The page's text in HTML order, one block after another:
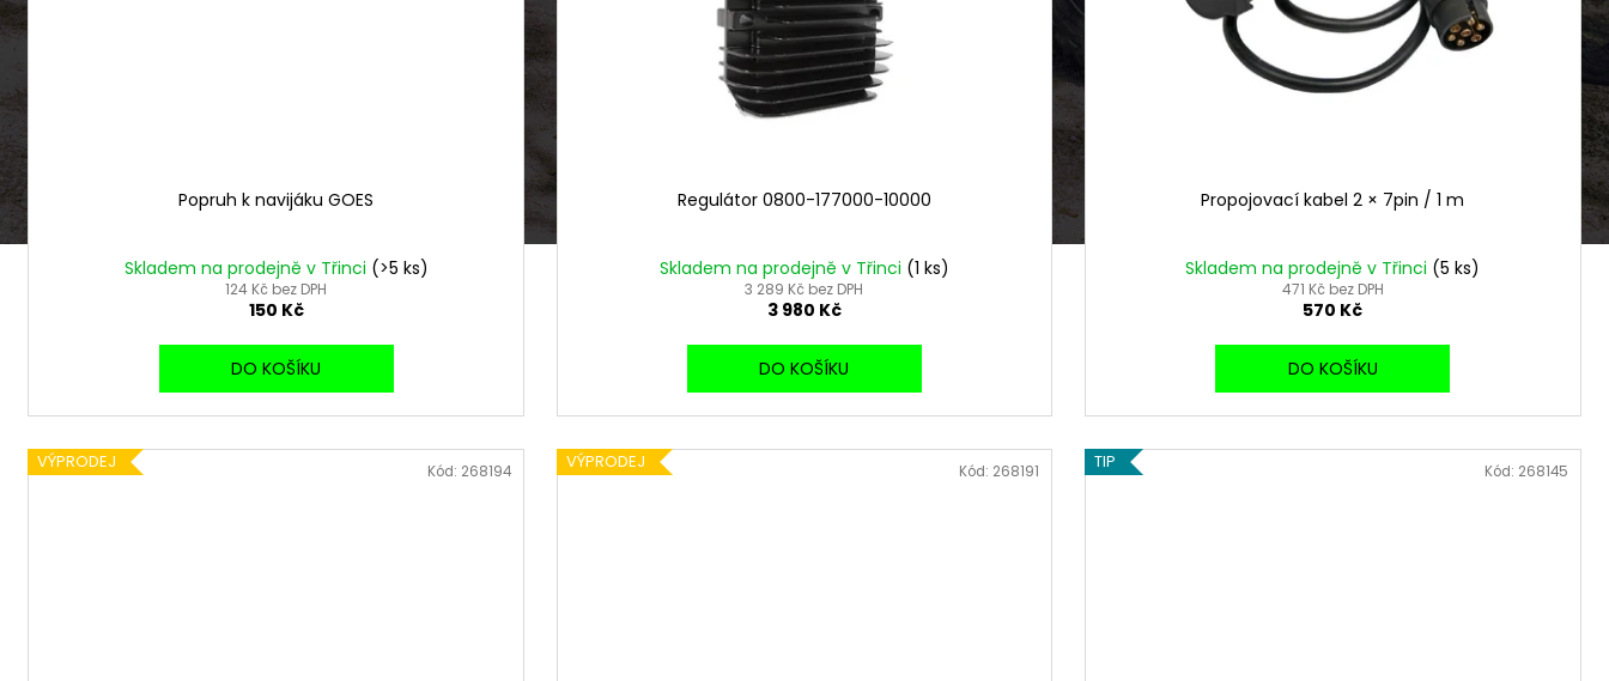
ů
o
t
ů
Popruh k navijáku GOES
Skladem na prodejně v Třinci (>5 ks)
124 Kč bez DPH
150 Kč
DO KOŠÍKU
Regulátor 0800-177000-10000
Skladem na prodejně v Třinci (1 ks)
3 289 Kč bez DPH
3 980 Kč
DO KOŠÍKU
Propojovací kabel 2 × 7pin / 1 m
Skladem na prodejně v Třinci (5 ks)
471 Kč bez DPH
570 Kč
DO KOŠÍKU
VÝPRODEJ Kód: 268194 VÝPRODEJ Kód: 268191 TIP Kód: 268145